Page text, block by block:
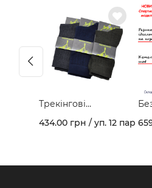
Трекінгові
демісезонні
шкарпетки арт. 403В
434.00 грн / уп. 12 пар